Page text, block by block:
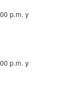
p.m. y
p.m. y